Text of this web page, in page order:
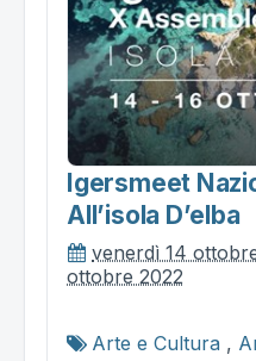
Igersmeet
All’isola D’elba
venerdì 14
ottobre 2022
Arte e Cultura ,